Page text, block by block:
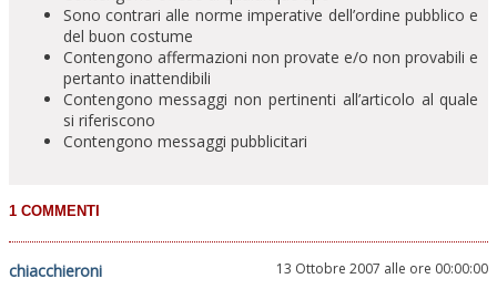
Sono contrari alle norme imperative dell’ordine pubblico e
del buon costume
Contengono affermazioni non provate e/o non provabili e
pertanto inattendibili
Contengono messaggi non pertinenti all’articolo al quale
si riferiscono
Contengono messaggi pubblicitari
chiacchieroni 13 Ottobre 2007 alle ore 00:00:00